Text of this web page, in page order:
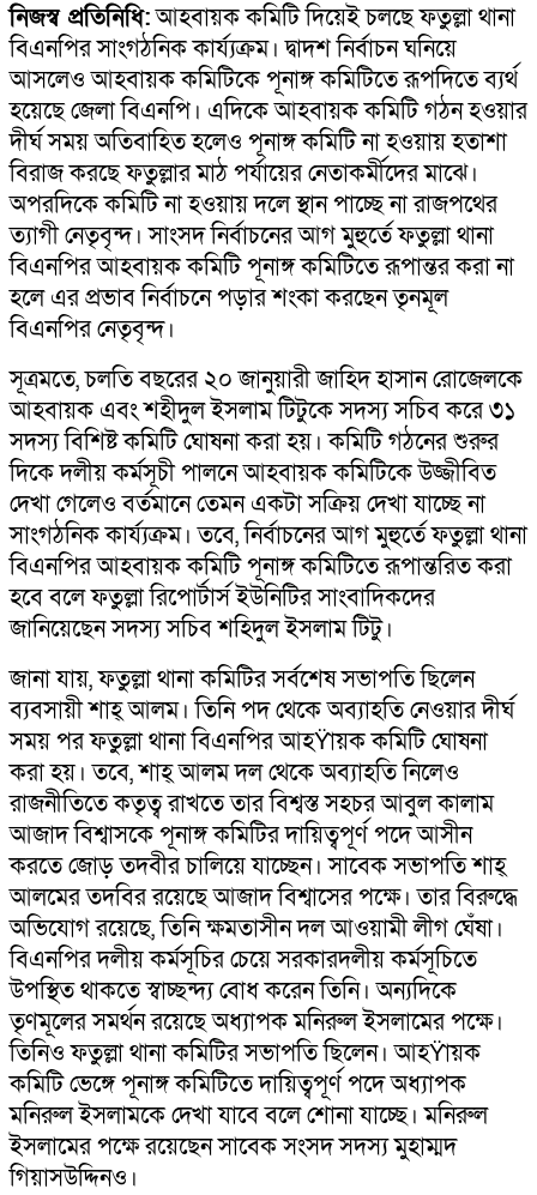
নিজস্ব প্রতিনিধি:আহবায়ক কমিটি দিয়েই চলছে ফতুল্লা থানা
বিএনপির সাংগঠনিক কার্য্যক্রম। দ্বাদশ নির্বাচন ঘনিয়ে
আসলেও আহবায়ক কমিটিকে পূনাঙ্গ কমিটিতে রূপদিতে ব্যর্থ
হয়েছে জেলা বিএনপি। এদিকে আহবায়ক কমিটি গঠন হওয়ার
দীর্ঘ সময় অতিবাহিত হলেও পূনাঙ্গ কমিটি না হওয়ায় হতাশা
বিরাজ করছে ফতুল্লার মাঠ পর্যায়ের নেতাকর্মীদের মাঝে।
অপরদিকে কমিটি না হওয়ায় দলে স্থান পাচ্ছে না রাজপথের
ত্যাগী নেতৃবৃন্দ। সাংসদ নির্বাচনের আগ মুহুর্তে ফতুল্লা থানা
বিএনপির আহবায়ক কমিটি পূনাঙ্গ কমিটিতে রূপান্তর করা না
হলে এর প্রভাব নির্বাচনে পড়ার শংকা করছেন তৃনমূল
বিএনপির নেতৃবৃন্দ।
সূত্রমতে, চলতি বছরের ২০ জানুয়ারী জাহিদ হাসান রোজেলকে
আহবায়ক এবং শহীদুল ইসলাম টিটুকে সদস্য সচিব করে ৩১
সদস্য বিশিষ্ট কমিটি ঘোষনা করা হয়। কমিটি গঠনের শুরুর
দিকে দলীয় কর্মসূচী পালনে আহবায়ক কমিটিকে উজ্জীবিত
দেখা গেলেও বর্তমানে তেমন একটা সক্রিয় দেখা যাচ্ছে না
সাংগঠনিক কার্য্যক্রম। তবে, নির্বাচনের আগ মুহুর্তে ফতুল্লা থানা
বিএনপির আহবায়ক কমিটি পূনাঙ্গ কমিটিতে রূপান্তরিত করা
হবে বলে ফতুল্লা রিপোর্টার্স ইউনিটির সাংবাদিকদের
জানিয়েছেন সদস্য সচিব শহিদুল ইসলাম টিটু।
জানা যায়, ফতুল্লা থানা কমিটির সর্বশেষ সভাপতি ছিলেন
ব্যবসায়ী শাহ্ আলম। তিনি পদ থেকে অব্যাহতি নেওয়ার দীর্ঘ
সময় পর ফতুল্লা থানা বিএনপির আহŸায়ক কমিটি ঘোষনা
করা হয়। তবে, শাহ্ আলম দল থেকে অব্যাহতি নিলেও
রাজনীতিতে কতৃত্ব রাখতে তার বিশ্বস্ত সহচর আবুল কালাম
আজাদ বিশ্বাসকে পূনাঙ্গ কমিটির দায়িত্বপূর্ণ পদে আসীন
করতে জোড় তদবীর চালিয়ে যাচ্ছেন। সাবেক সভাপতি শাহ্
আলমের তদবির রয়েছে আজাদ বিশ্বাসের পক্ষে। তার বিরুদ্ধে
অভিযোগ রয়েছে, তিনি ক্ষমতাসীন দল আওয়ামী লীগ ঘেঁষা।
বিএনপির দলীয় কর্মসূচির চেয়ে সরকারদলীয় কর্মসূচিতে
উপস্থিত থাকতে স্বাচ্ছন্দ্য বোধ করেন তিনি। অন্যদিকে
তৃণমূলের সমর্থন রয়েছে অধ্যাপক মনিরুল ইসলামের পক্ষে।
তিনিও ফতুল্লা থানা কমিটির সভাপতি ছিলেন। আহŸায়ক
কমিটি ভেঙ্গে পূনাঙ্গ কমিটিতে দায়িত্বপূর্ণ পদে অধ্যাপক
মনিরুল ইসলামকে দেখা যাবে বলে শোনা যাচ্ছে। মনিরুল
ইসলামের পক্ষে রয়েছেন সাবেক সংসদ সদস্য মুহাম্মদ
গিয়াসউদ্দিনও।